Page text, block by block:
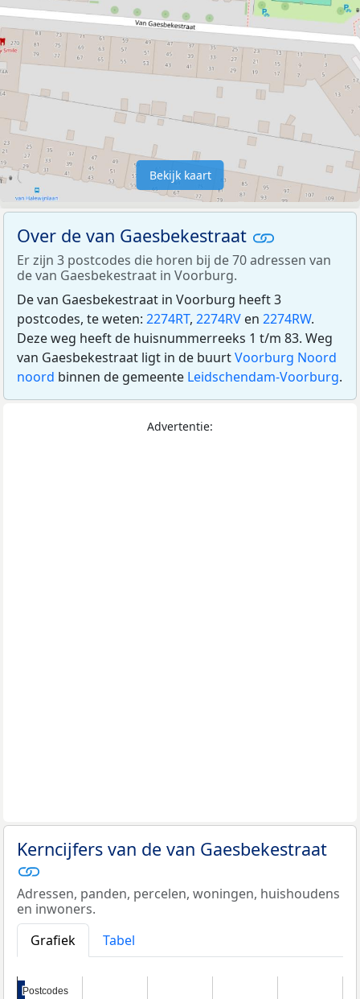
Bekijk kaart
Over de van Gaesbekestraat
Er zijn 3 postcodes die horen bij de 70 adressen van
de van Gaesbekestraat in Voorburg.
De van Gaesbekestraat in Voorburg heeft 3
postcodes, te weten: 2274RT, 2274RV en 2274RW.
Deze weg heeft de huisnummerreeks 1 t/m 83. Weg
van Gaesbekestraat ligt in de buurtVoorburg Noord
noord binnen de gemeente Leidschendam-Voorburg.
Advertentie:
Kerncijfers van de van Gaesbekestraat
Adressen, panden, percelen, woningen, huishoudens
en inwoners.
Grafiek
Tabel
Postcodes
Postcodes